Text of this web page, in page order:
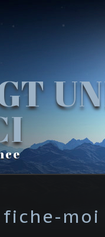
fiche-moi